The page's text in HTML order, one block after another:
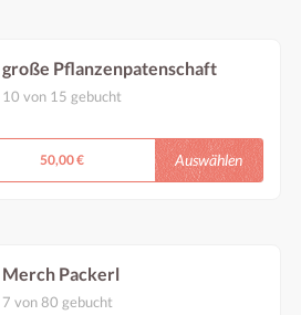
große Pflanzenpatenschaft
10 von 15 gebucht
Namenschild unseren schönen Raum
schmücken :)
50,00 € Auswählen
Merch Packerl
7 von 80 gebucht